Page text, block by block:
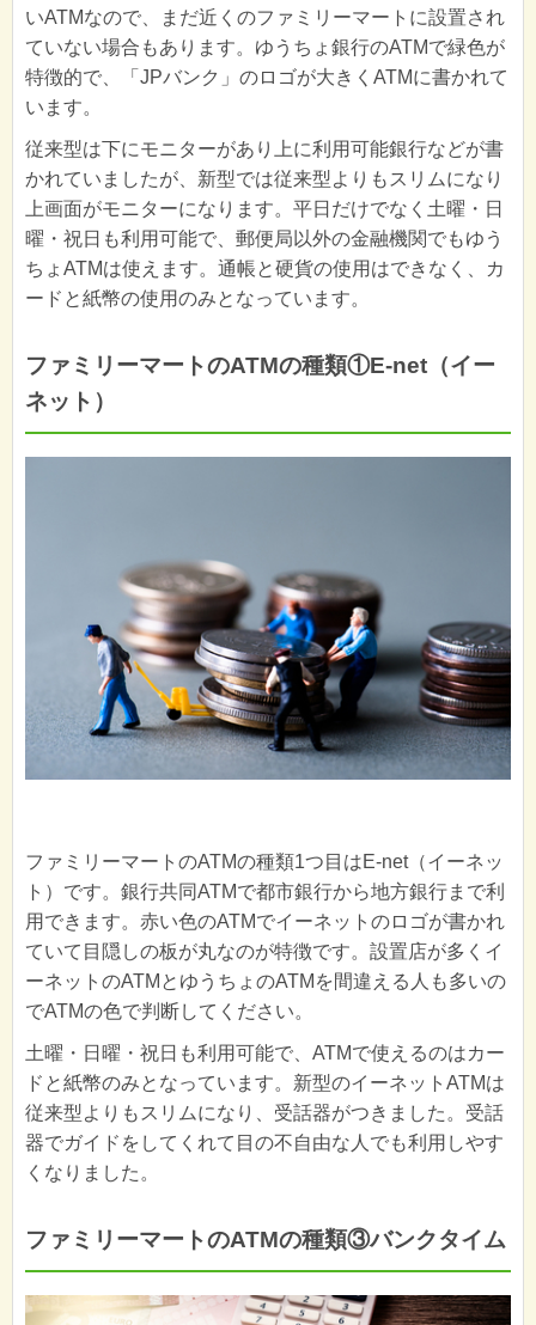
いATMなので、まだ近くのファミリーマートに設置され
ていない場合もあります。ゆうちょ銀行のATMで緑色が
特徴的で、「JPバンク」のロゴが大きくATMに書かれて
います。
従来型は下にモニターがあり上に利用可能銀行などが書
かれていましたが、新型では従来型よりもスリムになり
上画面がモニターになります。平日だけでなく土曜・日
曜・祝日も利用可能で、郵便局以外の金融機関でもゆう
ちょATMは使えます。通帳と硬貨の使用はできなく、カ
ードと紙幣の使用のみとなっています。
ファミリーマートのATMの種類①E-net（イー
ネット）
ファミリーマートのATMの種類1つ目はE-net（イーネッ
ト）です。銀行共同ATMで都市銀行から地方銀行まで利
用できます。赤い色のATMでイーネットのロゴが書かれ
ていて目隠しの板が丸なのが特徴です。設置店が多くイ
ーネットのATMとゆうちょのATMを間違える人も多いの
でATMの色で判断してください。
土曜・日曜・祝日も利用可能で、ATMで使えるのはカー
ドと紙幣のみとなっています。新型のイーネットATMは
従来型よりもスリムになり、受話器がつきました。受話
器でガイドをしてくれて目の不自由な人でも利用しやす
くなりました。
ファミリーマートのATMの種類③バンクタイム